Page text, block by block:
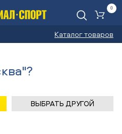
Каталог товаров
0
ВЫБРАТЬ ДРУГОЙ